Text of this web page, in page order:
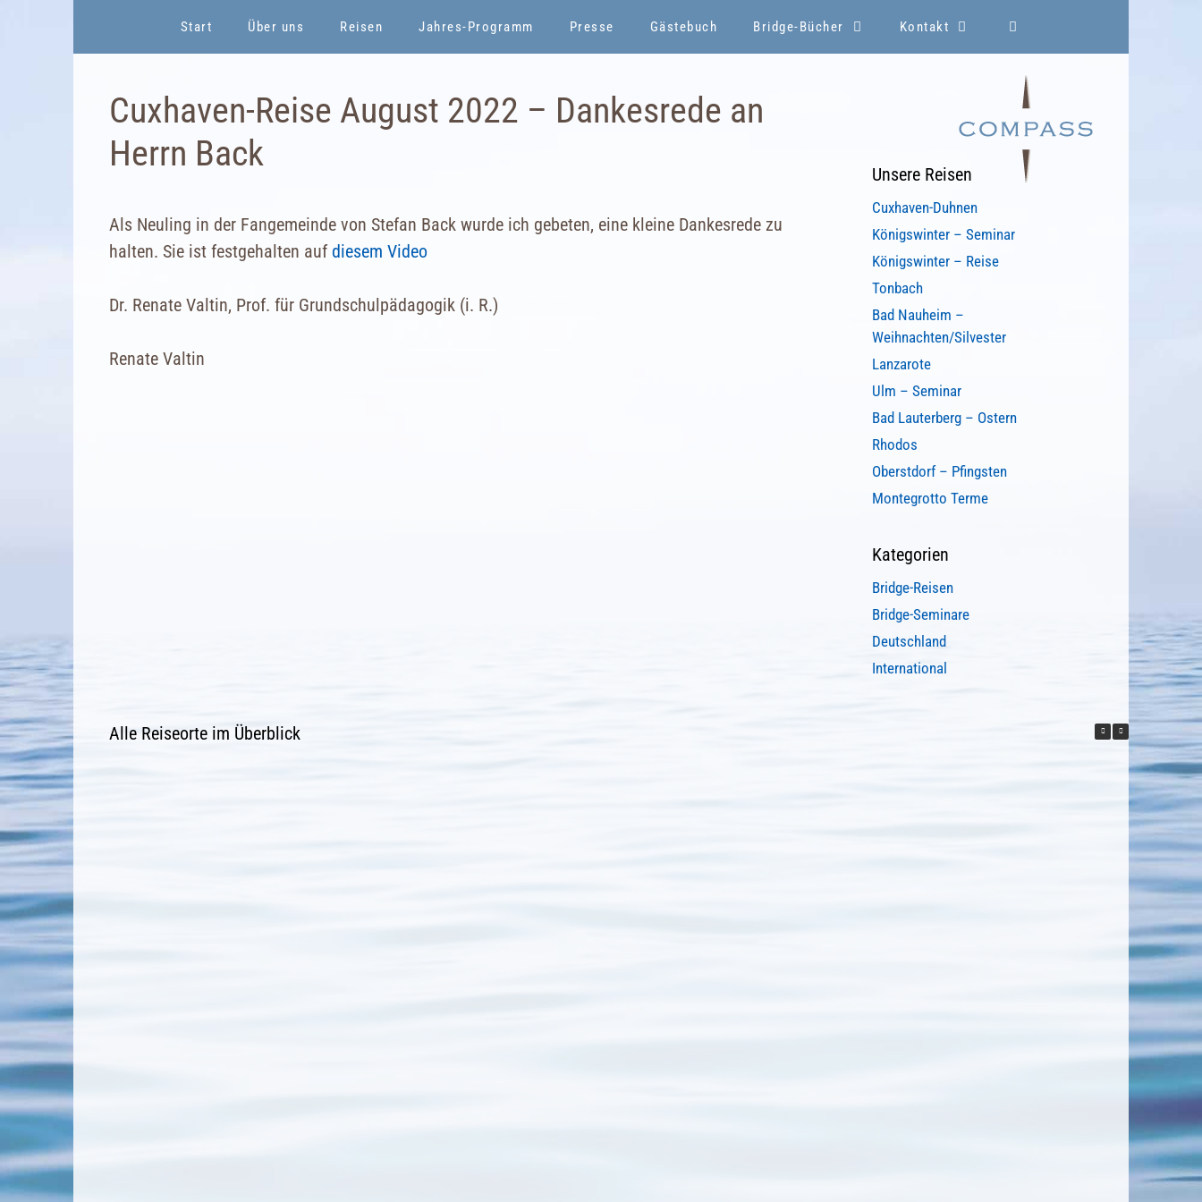
Start Über uns Reisen Jahres-Programm Presse Gästebuch Bridge-Bücher Kontakt
Cuxhaven-Reise August 2022 – Dankesrede an
Herrn Back
Als Neuling in der Fangemeinde von Stefan Back wurde ich gebeten, eine kleine Dankesrede zu
halten. Sie ist festgehalten auf diesem Video
Dr. Renate Valtin, Prof. für Grundschulpädagogik (i. R.)
Renate Valtin
Unsere Reisen
Cuxhaven-Duhnen
Königswinter – Seminar
Königswinter – Reise
Tonbach
Bad Nauheim –
Weihnachten/Silvester
Lanzarote
Ulm – Seminar
Bad Lauterberg – Ostern
Rhodos
Oberstdorf – Pfingsten
Montegrotto Terme
Kategorien
Bridge-Reisen
Bridge-Seminare
Deutschland
International
Alle Reiseorte im Überblick